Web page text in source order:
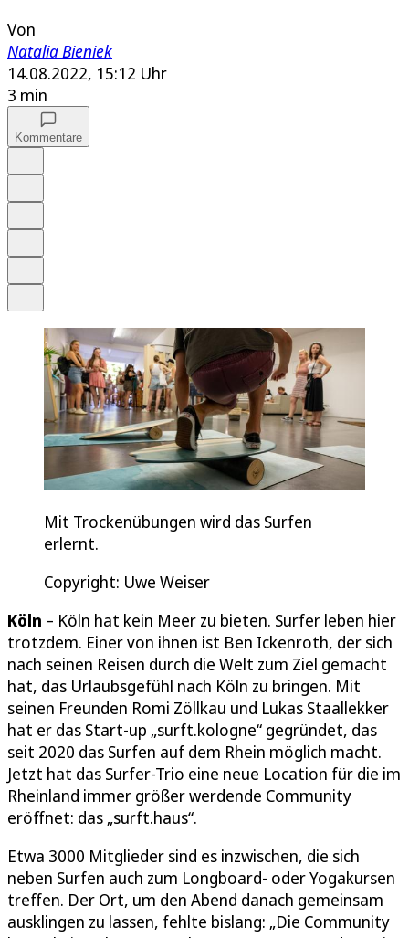
Von
Natalia Bieniek
14.08.2022, 15:12 Uhr
3 min
Kommentare
Mit Trockenübungen wird das Surfen
erlernt.
Copyright: Uwe Weiser
Köln – Köln hat kein Meer zu bieten. Surfer leben hier
trotzdem. Einer von ihnen ist Ben Ickenroth, der sich
nach seinen Reisen durch die Welt zum Ziel gemacht
hat, das Urlaubsgefühl nach Köln zu bringen. Mit
seinen Freunden Romi Zöllkau und Lukas Staallekker
hat er das Start-up „surft.kologne“ gegründet, das
seit 2020 das Surfen auf dem Rhein möglich macht.
Jetzt hat das Surfer-Trio eine neue Location für die im
Rheinland immer größer werdende Community
eröffnet: das „surft.haus“.
Etwa 3000 Mitglieder sind es inzwischen, die sich
neben Surfen auch zum Longboard- oder Yogakursen
treffen. Der Ort, um den Abend danach gemeinsam
ausklingen zu lassen, fehlte bislang: „Die Community